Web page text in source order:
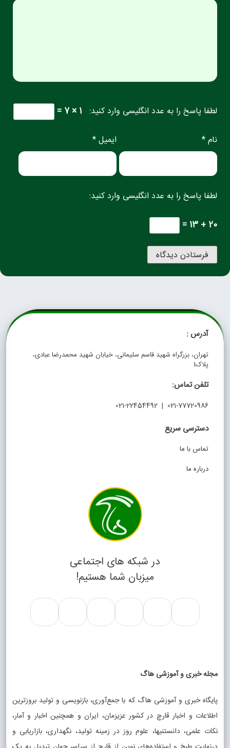
لطفا پاسخ را به عدد انگلیسی وارد کنید: 1 × 7 =
نام * ایمیل *
لطفا پاسخ را به عدد انگلیسی وارد کنید:
20 + 13 =
آدرس :
تهران، بزرگراه شهید قاسم سلیمانی، خیابان شهید محمدرضا عبادی،
پلاک1
تلفن تماس:
021-77720986 | 021-22454492
دسترسی سریع
تماس با ما
درباره ما
در شبکه های اجتماعی
میزبان شما هستیم!
مجله خبری و آموزشی هاگ
پایگاه خبری و آموزشی هاگ که با جمع‌آوری، بازنویسی و تولید بروزترین
اطلاعات و اخبار قارچ در کشور عزیزمان، ایران و همچنین اخبار و آمار،
نکات علمی، دانستنیها، علوم روز در زمینه تولید، نگهداری، بازاریابی و